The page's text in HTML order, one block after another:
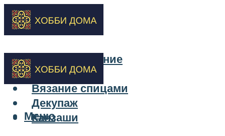
Бисероплетение
Вышивка
Вязание спицами
Декупаж
Канзаши
Меню